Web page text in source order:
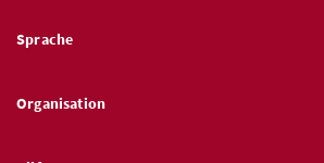
Sprache
Organisation